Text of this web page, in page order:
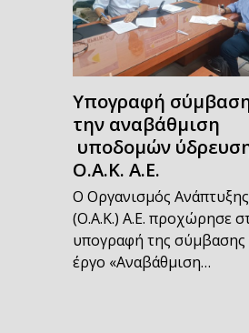
Υπογραφή
την αναβάθμιση
υποδομών
Ο.Α.Κ. Α.Ε.
Ο Οργανισμός
(Ο.Α.Κ.) Α.Ε. προχώρησε
υπογραφή της σύμβασης
έργο «Αναβάθμιση…